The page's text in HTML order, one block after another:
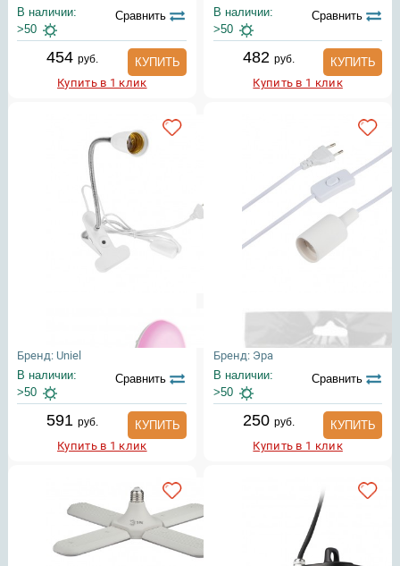
В наличии:
>50
Сравнить
454руб.
КУПИТЬ
Купить в 1 клик
В наличии:
>50
Сравнить
482 руб.
КУПИТЬ
Купить в 1 клик
Бренд: Uniel
В наличии:
>50
Сравнить
591руб.
КУПИТЬ
Купить в 1 клик
Бренд: Эра
В наличии:
>50
Сравнить
250 руб.
КУПИТЬ
Купить в 1 клик